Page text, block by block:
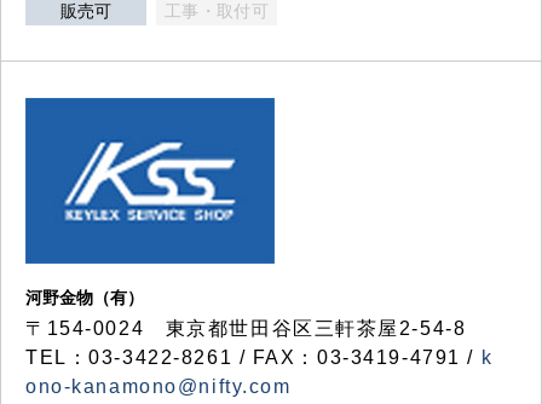
販売可 工事・取付可
河野金物（有）
〒154-0024 東京都世田谷区三軒茶屋2-54-8
TEL：03-3422-8261 / FAX：03-3419-4791 / k
ono-kanamono@nifty.com